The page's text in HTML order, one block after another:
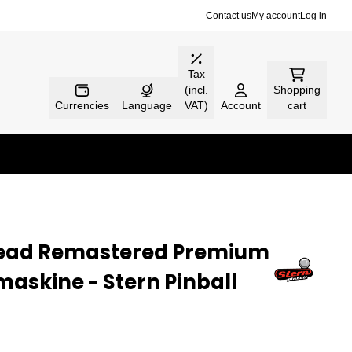
Contact usMy accountLog in
Currencies Language
Tax
(incl.
VAT)
Account
Shopping
cart
Remastered Premium
- Stern Pinball